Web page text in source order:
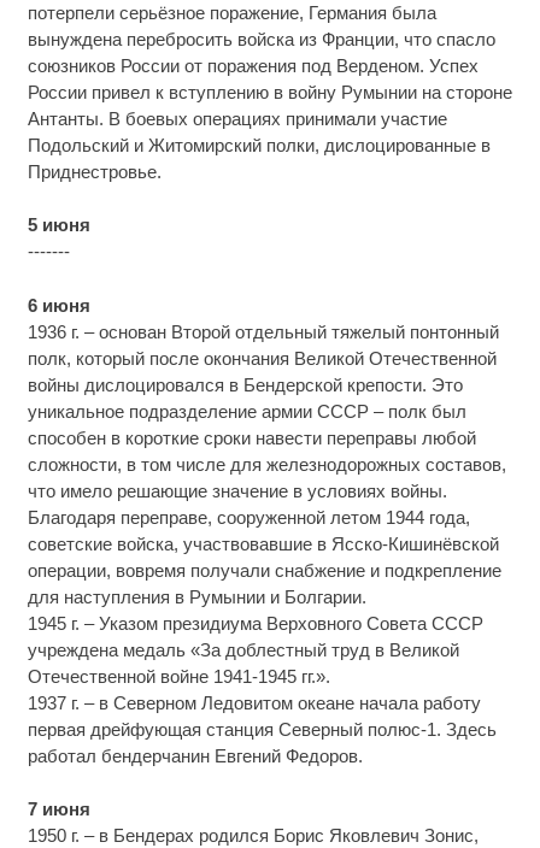
потерпели серьёзное поражение, Германия была
вынуждена перебросить войска из Франции, что спасло
союзников России от поражения под Верденом. Успех
России привел к вступлению в войну Румынии на стороне
Антанты. В боевых операциях принимали участие
Подольский и Житомирский полки, дислоцированные в
Приднестровье.
5 июня
-------
6 июня
1936 г. – основан Второй отдельный тяжелый понтонный
полк, который после окончания Великой Отечественной
войны дислоцировался в Бендерской крепости. Это
уникальное подразделение армии СССР – полк был
способен в короткие сроки навести переправы любой
сложности, в том числе для железнодорожных составов,
что имело решающие значение в условиях войны.
Благодаря переправе, сооруженной летом 1944 года,
советские войска, участвовавшие в Ясско-Кишинёвской
операции, вовремя получали снабжение и подкрепление
для наступления в Румынии и Болгарии.
1945 г. – Указом президиума Верховного Совета СССР
учреждена медаль «За доблестный труд в Великой
Отечественной войне 1941-1945 гг.».
1937 г. – в Северном Ледовитом океане начала работу
первая дрейфующая станция Северный полюс-1. Здесь
работал бендерчанин Евгений Федоров.
7 июня
1950 г. – в Бендерах родился Борис Яковлевич Зонис,